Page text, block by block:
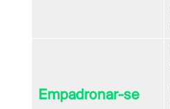
Empadronar-se